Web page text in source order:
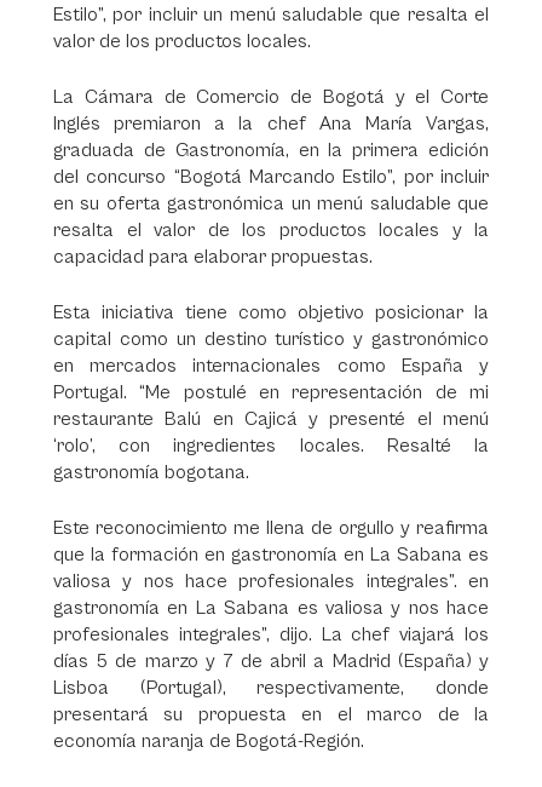
Estilo”, por incluir un menú saludable que resalta el
valor de los productos locales.
La Cámara de Comercio de Bogotá y el Corte
Inglés premiaron a la chef Ana María Vargas,
graduada de Gastronomía, en la primera edición
del concurso “Bogotá Marcando Estilo”, por incluir
en su oferta gastronómica un menú saludable que
resalta el valor de los productos locales y la
capacidad para elaborar propuestas.
Esta iniciativa tiene como objetivo posicionar la
capital como un destino turístico y gastronómico
en mercados internacionales como España y
Portugal. “Me postulé en representación de mi
restaurante Balú en Cajicá y presenté el menú
‘rolo’, con ingredientes locales. Resalté la
gastronomía bogotana.
Este reconocimiento me llena de orgullo y reafirma
que la formación en gastronomía en La Sabana es
valiosa y nos hace profesionales integrales”. en
gastronomía en La Sabana es valiosa y nos hace
profesionales integrales”, dijo. La chef viajará los
días 5 de marzo y 7 de abril a Madrid (España) y
Lisboa (Portugal), respectivamente, donde
presentará su propuesta en el marco de la
economía naranja de Bogotá-Región.